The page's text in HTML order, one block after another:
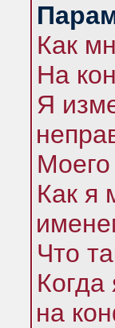
Как
На
Я
Моего
Как я
Что
на